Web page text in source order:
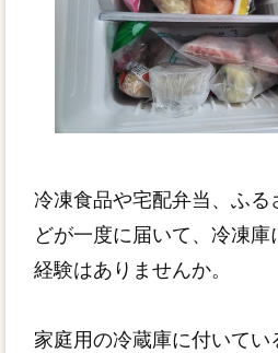
冷凍食品や宅配弁当、ふる
どが一度に届いて、冷凍
経験はありませんか。
家庭用の冷蔵庫に付いてい